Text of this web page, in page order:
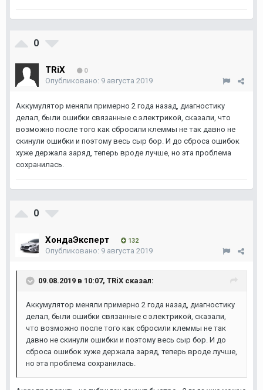
0
TRiX 0
Опубликовано: 9 августа 2019
Аккумулятор меняли примерно 2 года назад, диагностику
делал, были ошибки связанные с электрикой, сказали, что
возможно после того как сбросили клеммы не так давно не
скинули ошибки и поэтому весь сыр бор. И до сброса ошибок
хуже держала заряд, теперь вроде лучше, но эта проблема
сохранилась.
0
ХондаЭксперт 132
Опубликовано: 9 августа 2019
09.08.2019 в 10:07, TRiX сказал:
Аккумулятор меняли примерно 2 года назад, диагностику
делал, были ошибки связанные с электрикой, сказали,
что возможно после того как сбросили клеммы не так
давно не скинули ошибки и поэтому весь сыр бор. И до
сброса ошибок хуже держала заряд, теперь вроде лучше,
но эта проблема сохранилась.